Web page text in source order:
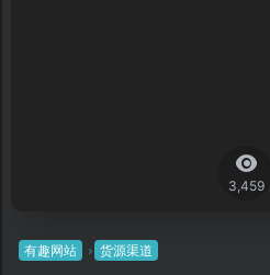
3,459
有趣网站 货源渠道